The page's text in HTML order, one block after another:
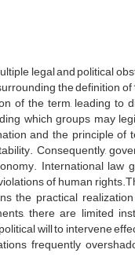
legal and political
the definition of
of the term, leading to
which groups may
and the principle of
Consequently,
International law
of human
the practical
there are limited
will to intervene
frequently